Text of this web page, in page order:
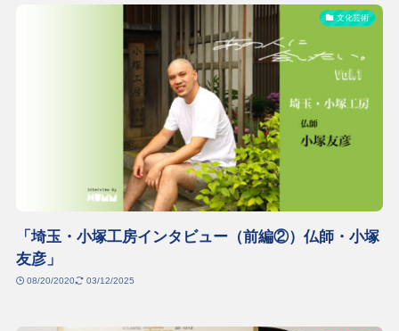
文化芸術
「埼玉・小塚工房インタビュー（前編②）仏師・小塚
友彦」
08/20/2020 03/12/2025